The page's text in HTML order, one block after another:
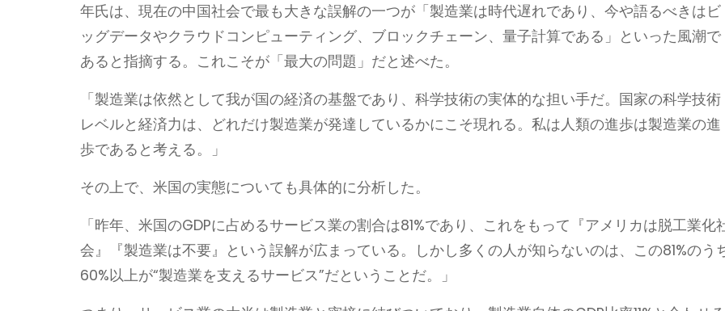
年氏は、現在の中国社会で最も大きな誤解の一つが「製造業は時代遅れであり、今や語るべきはビ
ッグデータやクラウドコンピューティング、ブロックチェーン、量子計算である」といった風潮で
あると指摘する。これこそが「最大の問題」だと述べた。
「製造業は依然として我が国の経済の基盤であり、科学技術の実体的な担い手だ。国家の科学技術
レベルと経済力は、どれだけ製造業が発達しているかにこそ現れる。私は人類の進歩は製造業の進
歩であると考える。」
その上で、米国の実態についても具体的に分析した。
「昨年、米国のGDPに占めるサービス業の割合は81%であり、これをもって『アメリカは脱工業化
会』『製造業は不要』という誤解が広まっている。しかし多くの人が知らないのは、この81%のう
60%以上が“製造業を支えるサービス”だということだ。」